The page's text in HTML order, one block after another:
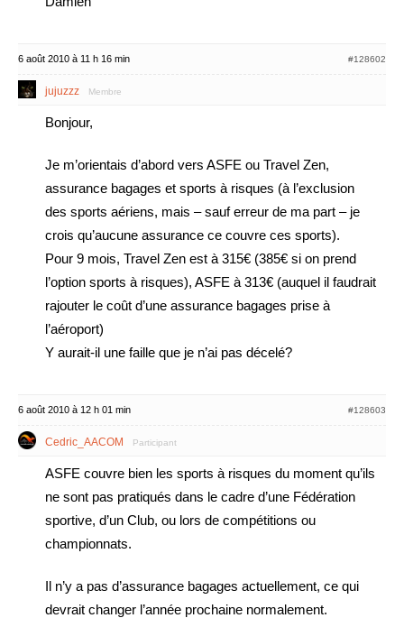
6 août 2010 à 11 h 16 min #128602
jujuzzz Membre
Bonjour,
Je m’orientais d’abord vers ASFE ou Travel Zen,
assurance bagages et sports à risques (à l’exclusion
des sports aériens, mais – sauf erreur de ma part – je
crois qu’aucune assurance ce couvre ces sports).
Pour 9 mois, Travel Zen est à 315€ (385€ si on prend
l’option sports à risques), ASFE à 313€ (auquel il faudrait
rajouter le coût d’une assurance bagages prise à
l’aéroport)
Y aurait-il une faille que je n’ai pas décelé?
6 août 2010 à 12 h 01 min #128603
Cedric_AACOM Participant
ASFE couvre bien les sports à risques du moment qu’ils
ne sont pas pratiqués dans le cadre d’une Fédération
sportive, d’un Club, ou lors de compétitions ou
championnats.
Il n’y a pas d’assurance bagages actuellement, ce qui
devrait changer l’année prochaine normalement.